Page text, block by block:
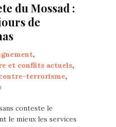
du Mossad :
de
,
et conflits actuels,
terrorisme,
conteste le
le mieux les services